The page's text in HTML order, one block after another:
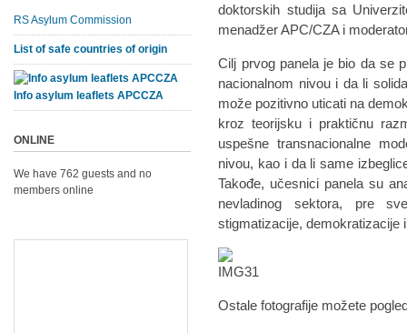
doktorskih studija sa
menadžer APC/CZA i
Cilj prvog panela je bio da se
nacionalnom nivou i da li
može pozitivno uticati na
kroz teorijsku i praktičnu
uspešne transnacionalne
nivou, kao i da li same
Takođe, učesnici panela su
nevladinog sektora, pre
stigmatizacije, demokratizacije
Ostale fotografije možete
RS Asylum Commission
List of safe countries of origin
Info asylum leaflets APCCZA
ONLINE
We have 762 guests and no
members online